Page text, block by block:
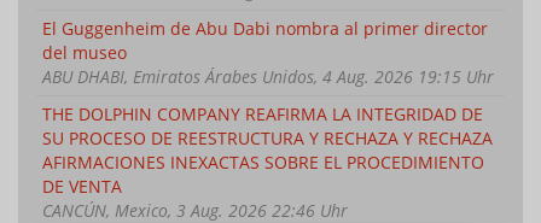
El Guggenheim de Abu Dabi nombra al primer director
del museo
ABU DHABI, Emiratos Árabes Unidos, 4 Aug. 2026 19:15 Uhr
THE DOLPHIN COMPANY REAFIRMA LA INTEGRIDAD DE
SU PROCESO DE REESTRUCTURA Y RECHAZA Y RECHAZA
AFIRMACIONES INEXACTAS SOBRE EL PROCEDIMIENTO
DE VENTA
CANCÚN, Mexico, 3 Aug. 2026 22:46 Uhr